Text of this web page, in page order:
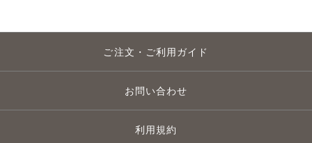
ご注文・ご利用ガイド
お問い合わせ
利用規約